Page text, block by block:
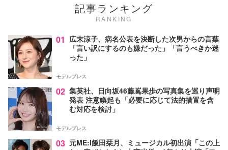
記事ランキング
RANKING
01 広末涼子、病名公表を決断した次男からの言葉
「言い訳にするのも嫌だった」「言うべきか迷
った」
モデルプレス
02 集英社、日向坂46藤嶌果歩の写真集を巡り声明
発表 注意喚起も「必要に応じて法的措置を含
む対応を検討」
モデルプレス
03 元ME:I飯田栞月、ミュージカル初出演「この上